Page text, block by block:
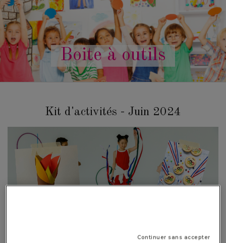
Boite à outils
Kit d'activités - Juin 2024
Continuer sans accepter